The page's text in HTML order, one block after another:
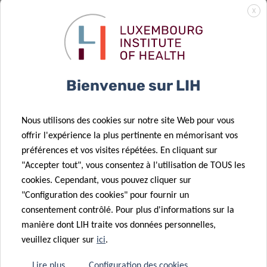
renouvelle son
soutien à la
recherche
cancer au LIH
philanthropie
dans la
le cerveau
sur le
microbiome
une bourse
postdoctorale
MSCA
09 Fév 2026
patients met
en lumière le
retour au
un cancer du
sein
17 Déc 2025
VENUSCANCER
: faire
compréhension
10 Déc 2025
LuxAI,
Luxembourg
Institute of
Health et
l’Université de
lancent la
X
Bienvenue sur LIH
Nous utilisons des cookies sur notre site Web pour vous
offrir l'expérience la plus pertinente en mémorisant vos
préférences et vos visites répétées. En cliquant sur
"Accepter tout", vous consentez à l'utilisation de TOUS les
cookies. Cependant, vous pouvez cliquer sur
"Configuration des cookies" pour fournir un
consentement contrôlé. Pour plus d'informations sur la
manière dont LIH traite vos données personnelles,
veuillez cliquer sur ici.